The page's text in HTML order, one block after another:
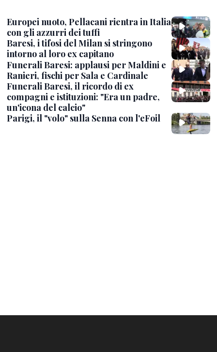
Europei nuoto, Pellacani rientra in Italia
con gli azzurri dei tuffi
Baresi, i tifosi del Milan si stringono
intorno al loro ex capitano
Funerali Baresi: applausi per Maldini e
Ranieri, fischi per Sala e Cardinale
Funerali Baresi, il ricordo di ex
compagni e istituzioni: "Era un padre,
un'icona del calcio"
Parigi, il "volo" sulla Senna con l'eFoil